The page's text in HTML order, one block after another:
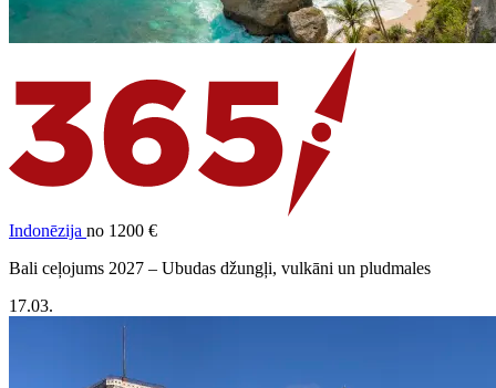
Indonēzija no 1200 €
Bali ceļojums 2027 – Ubudas džungļi, vulkāni un pludmales
17.03.